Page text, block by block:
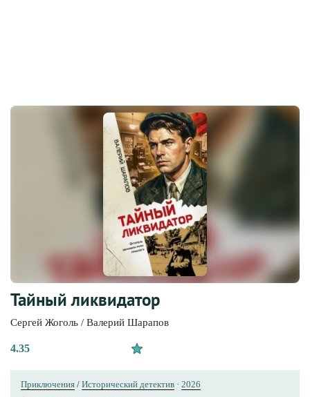
Тайный ликвидатор
Сергей Жоголь / Валерий Шарапов
4.35
Приключения / Исторический детектив · 2026